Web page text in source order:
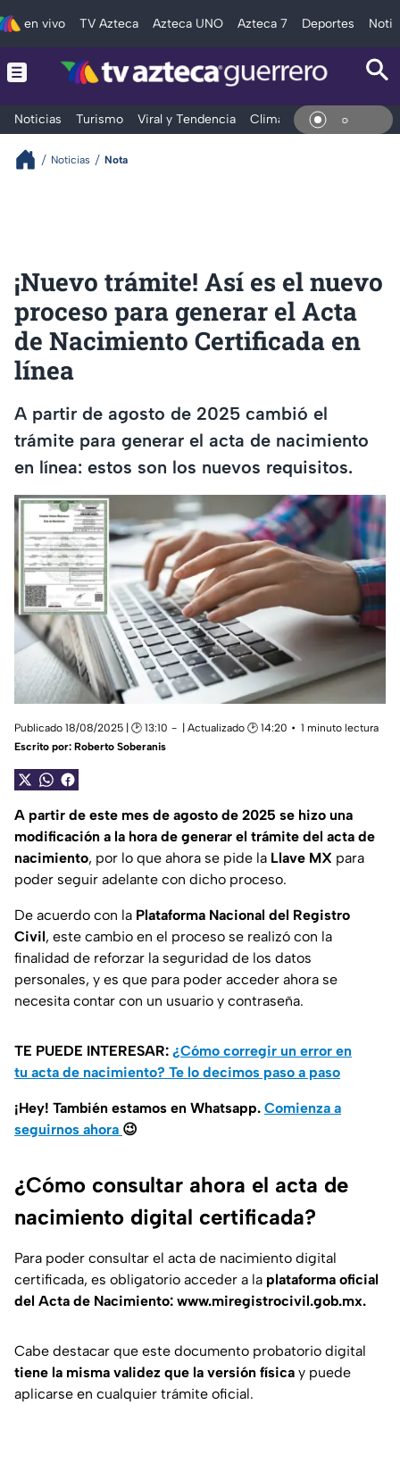
en vivo TV Azteca Azteca UNO Azteca 7 Deportes
Noticias Turismo Viral y Tendencia Clima Deportes En
Noticias Nota
¡Nuevo trámite! Así es el nuevo
proceso para generar el Acta
de Nacimiento Certificada en
línea
A partir de agosto de 2025 cambió el
trámite para generar el acta de nacimiento
en línea: estos son los nuevos requisitos.
Publicado 18/08/2025 | 🕑 13:10 | Actualizado 🕑 14:20
1 minuto lectura
Escrito por: Roberto Soberanis
A partir de este mes de agosto de 2025 se hizo una
modificación a la hora de generar el trámite del acta de
nacimiento, por lo que ahora se pide la Llave MX para
poder seguir adelante con dicho proceso.
De acuerdo con la Plataforma Nacional del Registro
Civil, este cambio en el proceso se realizó con la
finalidad de reforzar la seguridad de los datos
personales, y es que para poder acceder ahora se
necesita contar con un usuario y contraseña.
TE PUEDE INTERESAR: ¿Cómo corregir un error en
tu acta de nacimiento? Te lo decimos paso a paso
¡Hey! También estamos en Whatsapp. Comienza a
seguirnos ahora 😉
¿Cómo consultar ahora el acta de
nacimiento digital certificada?
Para poder consultar el acta de nacimiento digital
certificada, es obligatorio acceder a la plataforma oficial
del Acta de Nacimiento: www.miregistrocivil.gob.mx.
Cabe destacar que este documento probatorio digital
tiene la misma validez que la versión física y puede
aplicarse en cualquier trámite oficial.